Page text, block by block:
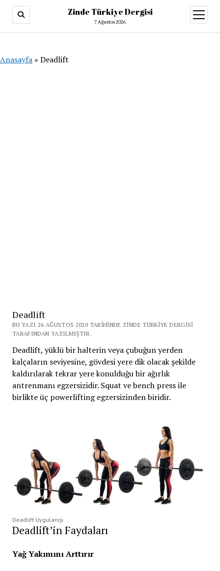
Zinde Türkiye Dergisi
7 Ağustos 2026
aç
Anasayfa » Deadlift
Deadlift
BU YAZI 26 AĞUSTOS 2020 TARIHINDE ZINDE TÜRKIYE DERGISI
TARAFINDAN YAZILMIŞTIR.
Deadlift, yüklü bir halterin veya çubuğun yerden
kalçaların seviyesine, gövdesi yere dik olacak şekilde
kaldırılarak tekrar yere konulduğu bir ağırlık
antrenmanı egzersizidir. Squat ve bench press ile
birlikte üç powerlifting egzersizinden biridir.
Deadlift Uygulanışı
Deadlift’in Faydaları
Yağ Yakımını Arttırır